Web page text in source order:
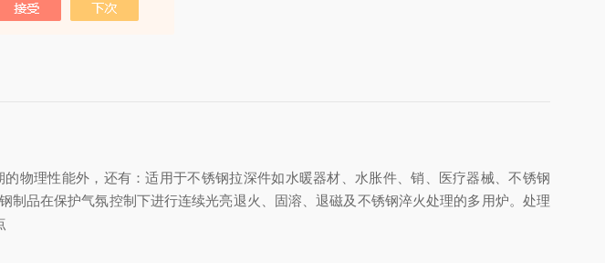
理性能外，还有：适用于不锈钢拉深件如水暖器材、水胀件、销、医疗器械、不锈钢
品在保护气氛控制下进行连续光亮退火、固溶、退磁及不锈钢淬火处理的多用炉。处理